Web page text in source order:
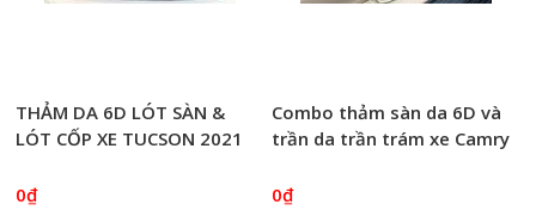
THẢM DA 6D LÓT SÀN &
LÓT CỐP XE TUCSON 2021
0₫
Combo thảm sàn da 6D và
trần da trần trám xe Camry
0₫